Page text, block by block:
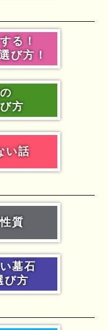
る！
び方！
方
い話
質
墓石
び方